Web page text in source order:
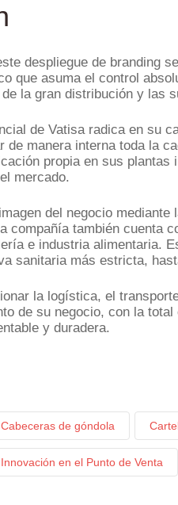
despliegue de branding
que asuma el control
la gran distribución y las
de Vatisa radica en su
de manera interna toda la
propia en sus
mercado.
del negocio
compañía también cuenta
e industria alimentaria.
sanitaria más estricta,
la logística, el
de su negocio, con la
y duradera.
Cabeceras de góndola
Innovación en el Punto de Venta